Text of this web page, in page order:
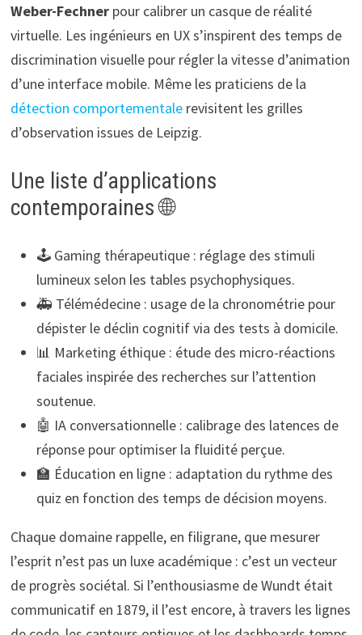
Weber-Fechnerpour calibrer un casque de réalité
virtuelle. Les ingénieurs en UX s’inspirent des temps de
discrimination visuelle pour régler la vitesse d’animation
d’une interface mobile. Même les praticiens de la
détection comportementalerevisitent les grilles
d’observation issues de Leipzig.
Une liste d’applications
contemporaines 🌐
🕹️ Gaming thérapeutique : réglage des stimuli
lumineux selon les tables psychophysiques.
🚑 Télémédecine : usage de la chronométrie pour
dépister le déclin cognitif via des tests à domicile.
📊 Marketing éthique : étude des micro-réactions
faciales inspirée des recherches sur l’attention
soutenue.
🤖 IA conversationnelle : calibrage des latences de
réponse pour optimiser la fluidité perçue.
🏫 Éducation en ligne : adaptation du rythme des
quiz en fonction des temps de décision moyens.
Chaque domaine rappelle, en filigrane, que mesurer
l’esprit n’est pas un luxe académique : c’est un vecteur
de progrès sociétal. Si l’enthousiasme de Wundt était
communicatif en 1879, il l’est encore, à travers les lignes